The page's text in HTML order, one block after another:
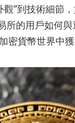
觀”到技術細節
所的用戶如何
密貨幣世界中